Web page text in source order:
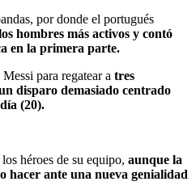
por donde el portugués
hombres más activos y contó
en la primera parte.
para regatear a tres
disparo demasiado centrado
(20).
héroes de su equipo, aunque la
hacer ante una nueva genialidad